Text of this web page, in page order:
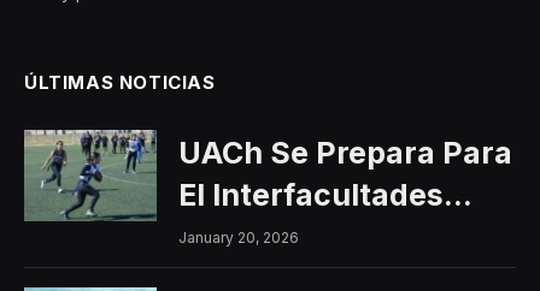
ÚLTIMAS NOTICIAS
UACh Se Prepara Para
El Interfacultades
2026
January 20, 2026